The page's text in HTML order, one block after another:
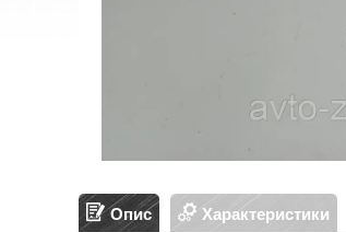
Опис Характеристики